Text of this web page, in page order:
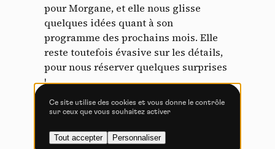
pour Morgane, et elle nous glisse
quelques idées quant à son
programme des prochains mois. Elle
reste toutefois évasive sur les détails,
pour nous réserver quelques surprises
!
YouTube est désactivé.
Autoriser
Vidéos
Les services de partage de vidéo permettent d'enrichir
le site de contenu multimédia et augmentent sa
Vimeo interdit -Ce service peut déposer
Autoriser Interdire
YouTube interdit -
Ce site utilise des cookies et vous donne le contrôle
sur ceux que vous souhaitez activer
Tout accepter Personnaliser